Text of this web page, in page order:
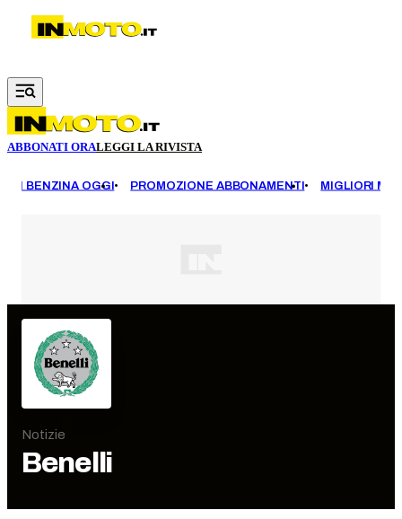
Vai al contenuto principale
ABBONATI ORALEGGI LA RIVISTA
BENZINA OGGI PROMOZIONE ABBONAMENTI MIGLIORI
Notizie
Benelli